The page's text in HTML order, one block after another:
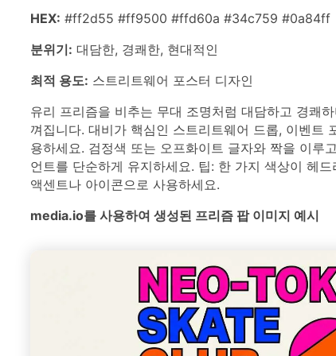
HEX: #ff2d55 #ff9500 #ffd60a #34c759 #0a84ff
분위기: 대담한, 경쾌한, 현대적인
최적 용도: 스트리트웨어 포스터 디자인
유리 프리즘을 비추는 무대 조명처럼 대담하고 경쾌
껴집니다. 대비가 핵심인 스트리트웨어 드롭, 이벤트
용하세요. 검정색 또는 오프화이트 글자와 짝을 이루
언트를 단순하게 유지하세요. 팁: 한 가지 색상이 헤
액센트나 아이콘으로 사용하세요.
media.io를 사용하여 생성된 프리즘 팝 이미지 예시